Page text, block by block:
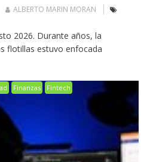
ALBERTO MARIN MORAN
2026. Durante años, la
flotillas estuvo enfocada
Finanzas Fintech